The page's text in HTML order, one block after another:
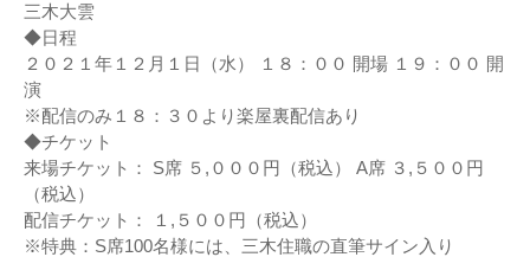
三木大雲
◆日程
２０２１年１２月１日（水） １８：００ 開場 １９：００ 開
演
※配信のみ１８：３０より楽屋裏配信あり
◆チケット
来場チケット： S席 ５,０００円（税込） A席 ３,５００円
（税込）
配信チケット： １,５００円（税込）
※特典：S席100名様には、三木住職の直筆サイン入り